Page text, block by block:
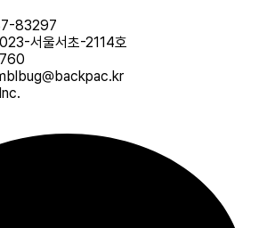
83297
서울서초-2114호